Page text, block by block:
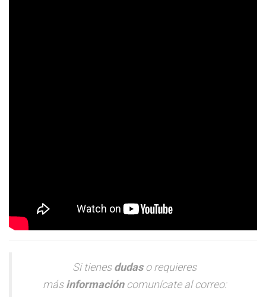
Si tienesdudaso requieres
másinformación comunícate al correo: